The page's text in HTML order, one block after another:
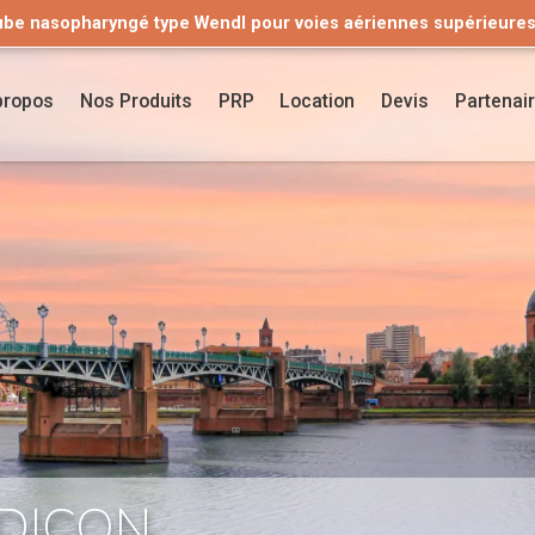
nasopharyngé type Wendl pour voies aériennes supérieures
Nos Produits PRP Location Devis